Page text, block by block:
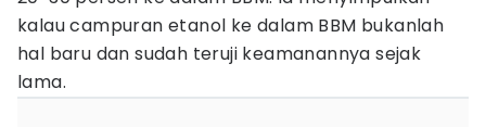
kalau campuran etanol ke dalam BBM bukanlah
hal baru dan sudah teruji keamanannya sejak
lama.